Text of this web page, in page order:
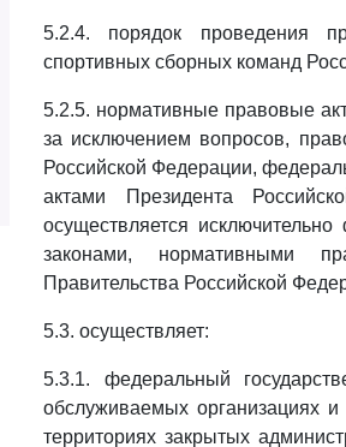
5.2.4. порядок проведения
спортивных сборных команд
5.2.5. нормативные правовые
за исключением вопросов,
Российской Федерации,
актами Президента
осуществляется
законами, нормативными
Правительства Российской
5.3. осуществляет:
5.3.1. федеральный
обслуживаемых организациях
территориях закрытых